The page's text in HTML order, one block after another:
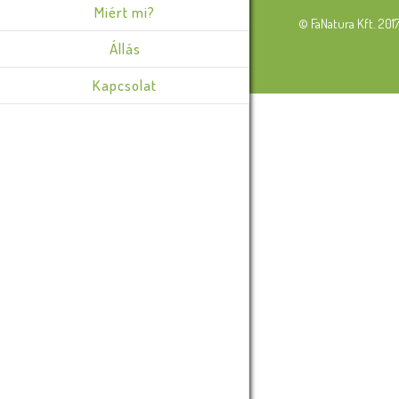
Miért mi?
Állás
Kapcsolat
© FaNatura Kft.